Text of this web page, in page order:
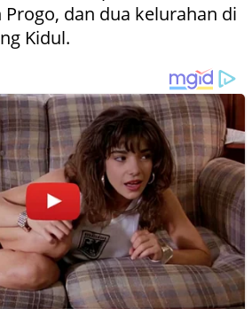
Progo, dan dua kelurahan di
Kidul.